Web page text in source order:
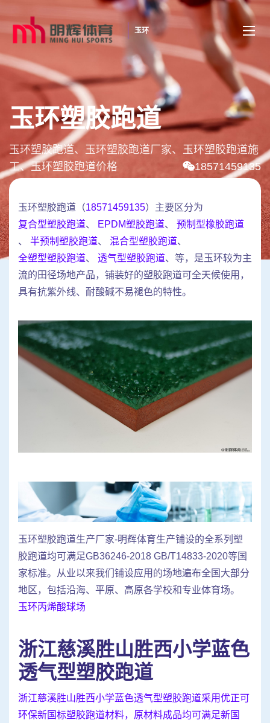
玉环
玉环塑胶跑道
玉环塑胶跑道、玉环塑胶跑道厂家、玉环塑胶跑道施
工、玉环塑胶跑道价格
18571459135
玉环塑胶跑道（18571459135）主要区分为
复合型塑胶跑道、 EPDM塑胶跑道、 预制型橡胶跑道
、 半预制塑胶跑道、 混合型塑胶跑道、
全塑型塑胶跑道、 透气型塑胶跑道、等，是玉环较为主
流的田径场地产品，铺装好的塑胶跑道可全天候使用，
具有抗紫外线、耐酸碱不易褪色的特性。
玉环塑胶跑道生产厂家-明辉体育生产铺设的全系列塑
胶跑道均可满足GB36246-2018 GB/T14833-2020等国
家标准。从业以来我们铺设应用的场地遍布全国大部分
地区，包括沿海、平原、高原各学校和专业体育场。
玉环丙烯酸球场
浙江慈溪胜山胜西小学蓝色
透气型塑胶跑道
浙江慈溪胜山胜西小学蓝色透气型塑胶跑道采用优正可
环保新国标塑胶跑道材料，原材料成品均可满足新国